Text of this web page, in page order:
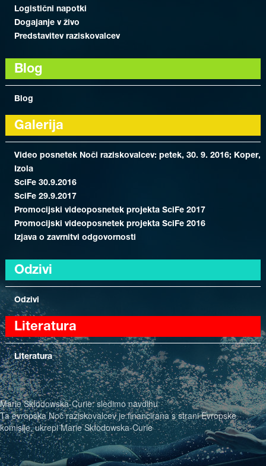
Logistični napotki
Dogajanje v živo
Predstavitev raziskovalcev
Blog
Blog
Galerija
Video posnetek Noči raziskovalcev: petek, 30. 9. 2016; Koper,
Izola
SciFe 30.9.2016
SciFe 29.9.2017
Promocijski videoposnetek projekta SciFe 2017
Promocijski videoposnetek projekta SciFe 2016
Izjava o zavrnitvi odgovornosti
Odzivi
Odzivi
Literatura
Literatura
Marie Skłodowska-Curie: sledimo navdihu
Ta evropska Noč raziskovalcev je financirana s strani Evropske
komisije, ukrepi Marie Skłodowska-Curie